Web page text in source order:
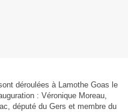
déroulées à Lamothe Goas le
: Véronique Moreau,
député du Gers et membre du